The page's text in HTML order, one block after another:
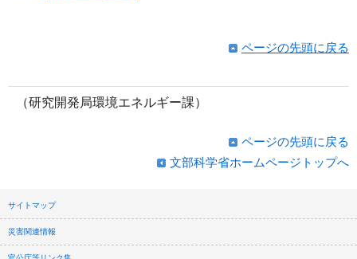
ページの先頭に戻る
（研究開発局環境エネルギー課）
ページの先頭に戻る
文部科学省ホームページトップへ
サイトマップ
災害関連情報